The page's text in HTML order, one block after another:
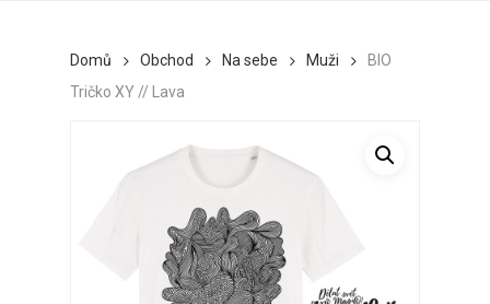
Domů Obchod Na sebe Muži
BIO
Tričko XY // Lava